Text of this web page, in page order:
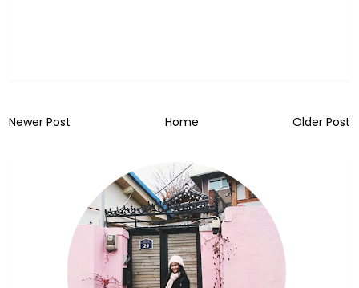
Newer Post Home Older Post